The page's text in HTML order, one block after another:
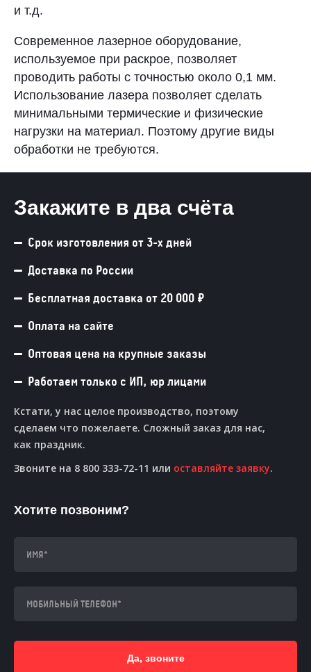
и т.д.
Современное лазерное оборудование,
используемое при раскрое, позволяет
проводить работы с точностью около 0,1 мм.
Использование лазера позволяет сделать
минимальными термические и физические
нагрузки на материал. Поэтому другие виды
обработки не требуются.
Закажите в два счёта
Срок изготовления от 3-х дней
Доставка по России
Бесплатная доставка от 20 000 ₽
Оплата на сайте
Оптовая цена на крупные заказы
Работаем только с ИП, юр лицами
Кстати, у нас целое производство, поэтому
сделаем что пожелаете. Сложный заказ для нас,
как праздник.
Звоните на 8 800 333-72-11 или оставляйте заявку.
Хотите позвоним?
Да, звоните